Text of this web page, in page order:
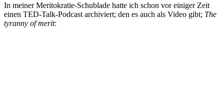
In meiner Meritokratie-Schublade hatte ich schon vor einiger Zeit
einen TED-Talk-Podcast archiviert; den es auch als Video gibt; The
tyranny of merit: